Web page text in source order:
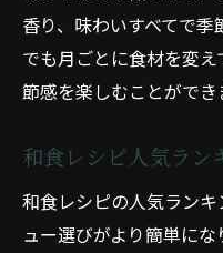
香り、味わいすべてで
でも月ごとに食材を変
節感を楽しむことができ
和食レシピ人気ラン
和食レシピの人気ラン
ュー選びがより簡単に